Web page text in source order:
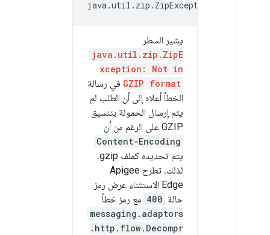
يشير السطر
java.util.zip.ZipE
xception: Not in
GZIP format في رسالة
الخطأ أعلاه إلى أن الطلب لم
يتم إرسال الحمولة بتنسيق
GZIP على الرغم من أن
Content-Encoding
يتم تحديده كملف gzip.
لذلك، تطرح Apigee
Edge الاستثناء عرض رمز
حالة 400 مع رمز خطأ
messaging.adaptors
.http.flow.Decompr